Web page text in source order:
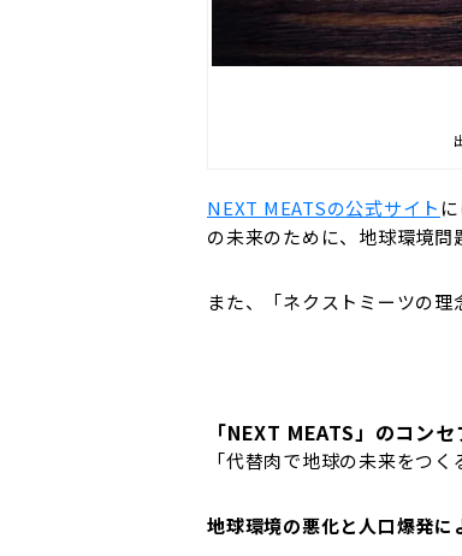
NEXT MEATSの公式サイト
の未来のために、地球環境問
また、「ネクストミーツの理
「NEXT MEATS」のコンセ
「代替肉で地球の未来をつく
地球環境の悪化と人口爆発に